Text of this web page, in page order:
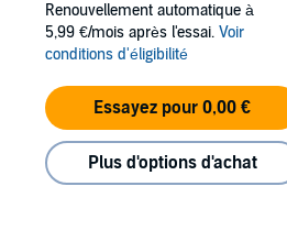
Renouvellement automatique à
5,99 €/mois après l'essai. Voir
conditions d'éligibilité
Essayez pour 0,00 €
Plus d'options d'achat